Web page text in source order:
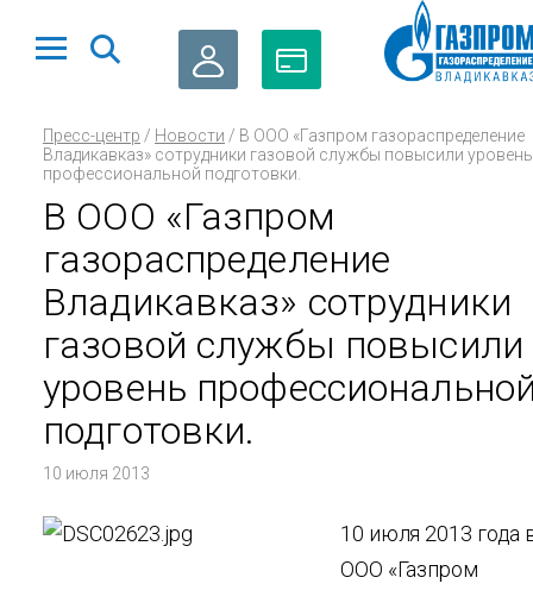
Пресс-центр / Новости / В ООО «Газпром газораспределение
Владикавказ» сотрудники газовой службы повысили уровень
профессиональной подготовки.
В ООО «Газпром
газораспределение
Владикавказ» сотрудники
газовой службы повысили
уровень
подготовки.
10 июля 2013
10 июля 2013 года
ООО «Газпром